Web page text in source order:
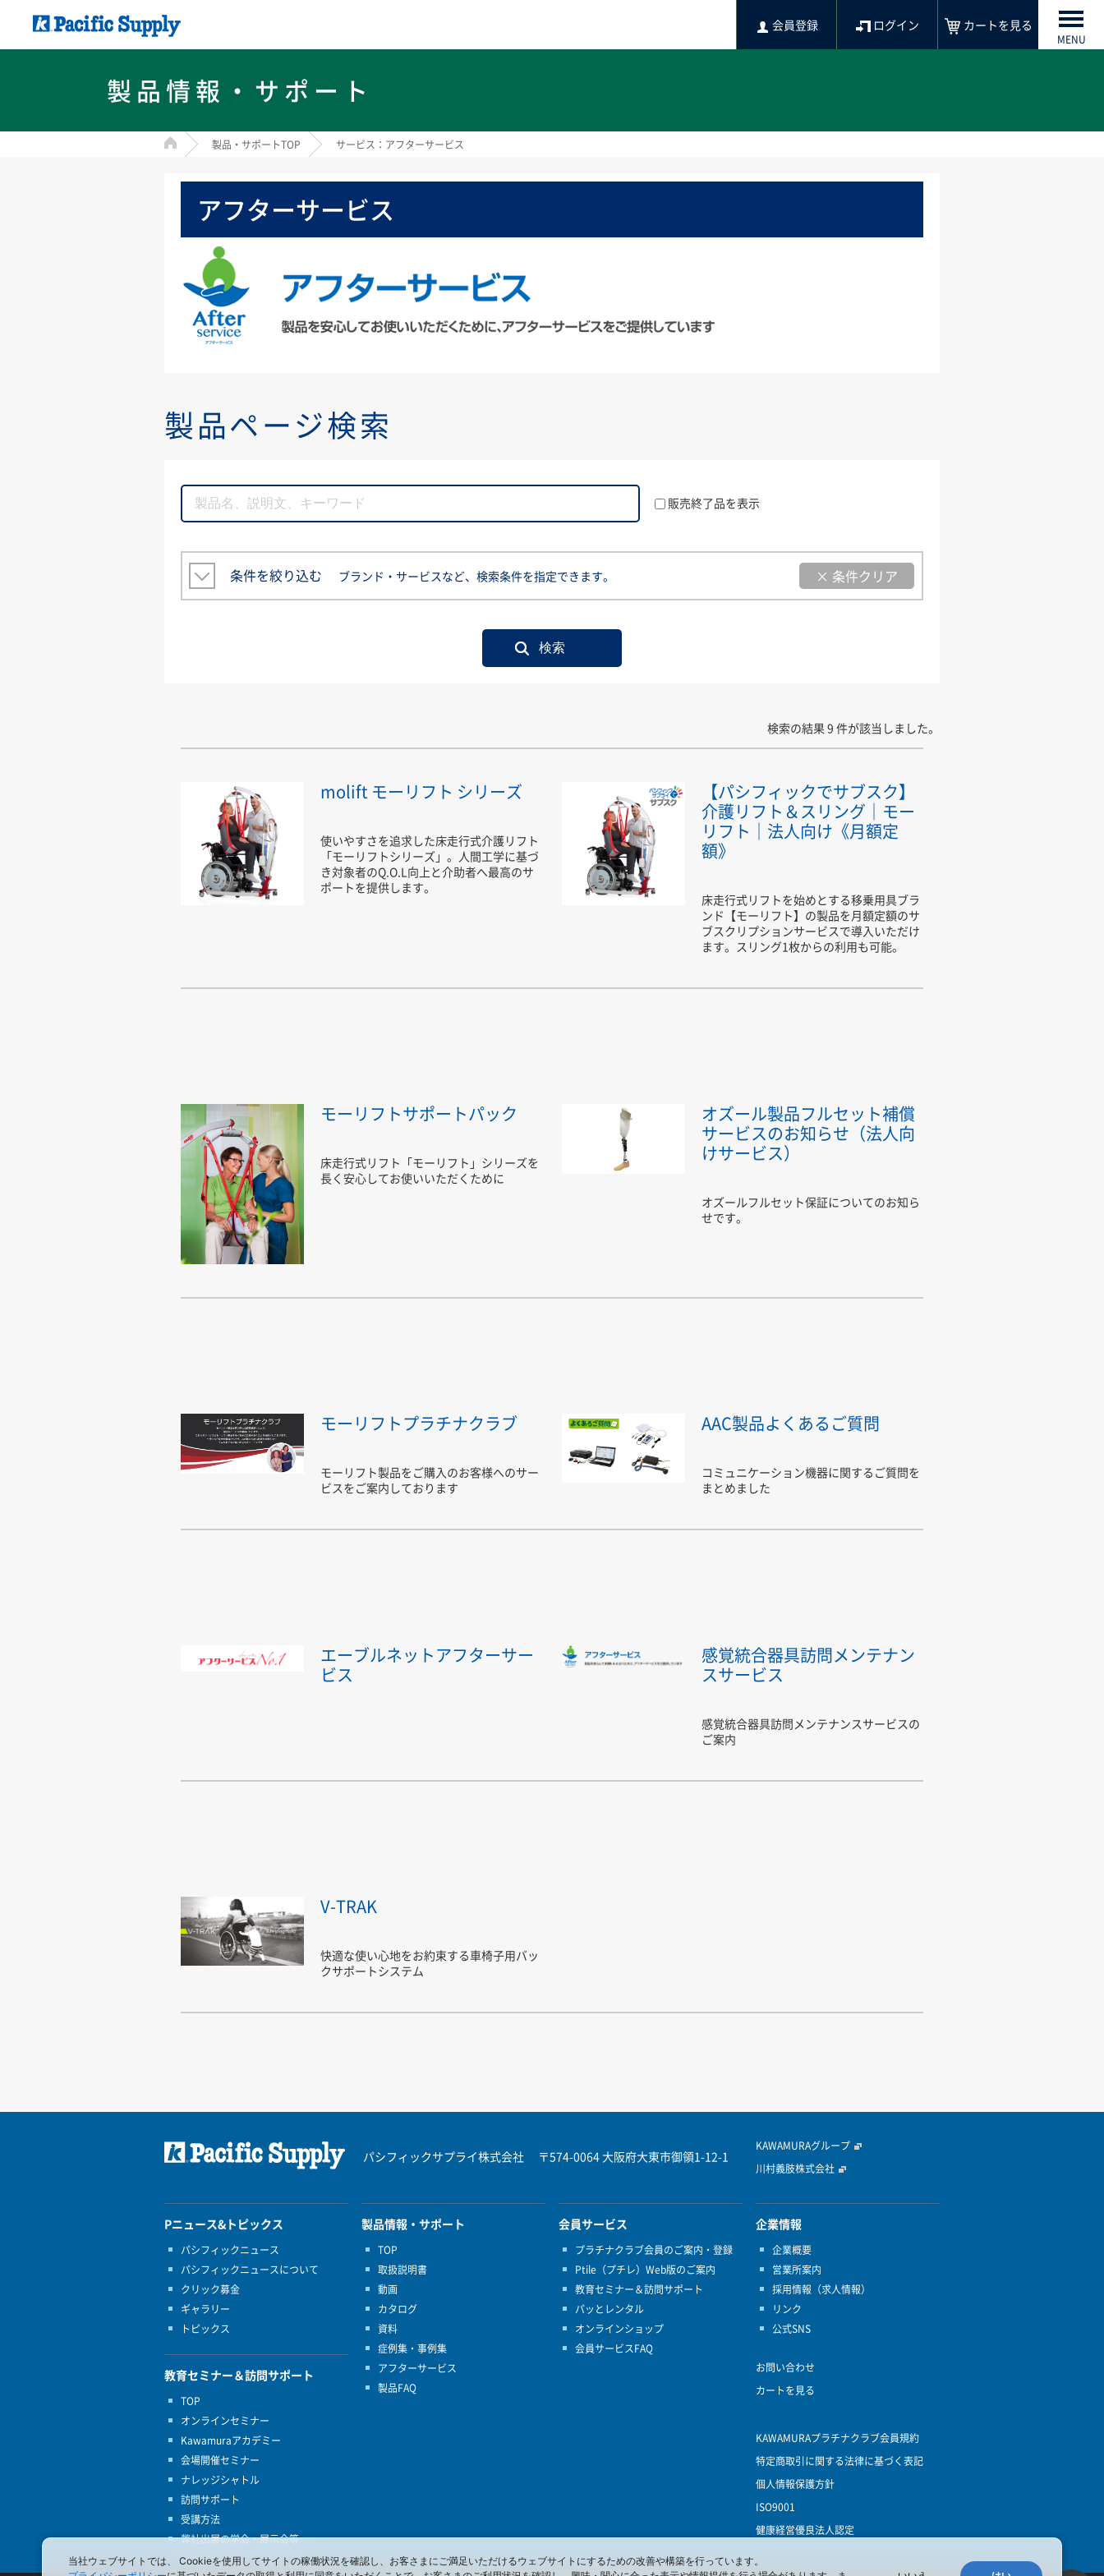
会員登録 ログイン カートを見る
MENU
製品情報・サポート
HOME 製品・サポートTOP サービス：アフターサービス
アフターサービス
製品ページ検索
販売終了品を表示
条件を絞り込む ブランド・サービスなど、検索条件を指定できます。 × 条件クリア
検索の結果 9 件が該当しました。
molift モーリフト シリーズ
使いやすさを追求した床走行式介護リフト
「モーリフトシリーズ」。人間工学に基づ
き対象者のQ.O.L向上と介助者へ最高のサ
ポートを提供します。
【パシフィックでサブスク】
介護リフト＆スリング｜モー
リフト｜法人向け《月額定
額》
床走行式リフトを始めとする移乗用具ブラ
ンド【モーリフト】の製品を月額定額のサ
ブスクリプションサービスで導入いただけ
ます。スリング1枚からの利用も可能。
モーリフトサポートパック
床走行式リフト「モーリフト」シリーズを
長く安心してお使いいただくために
オズール製品フルセット補償
サービスのお知らせ（法人向
けサービス）
オズールフルセット保証についてのお知ら
せです。
モーリフトプラチナクラブ
モーリフト製品をご購入のお客様へのサー
ビスをご案内しております
AAC製品よくあるご質問
コミュニケーション機器に関するご質問を
まとめました
エーブルネットアフターサー
ビス
感覚統合器具訪問メンテナン
スサービス
感覚統合器具訪問メンテナンスサービスの
ご案内
V-TRAK
快適な使い心地をお約束する車椅子用バッ
クサポートシステム
パシフィックサプライ株式会社 〒574-0064 大阪府大東市御領1-12-1
KAWAMURAグループ
川村義肢株式会社
Pニュース&トピックス
パシフィックニュース
パシフィックニュースについて
クリック募金
ギャラリー
トピックス
教育セミナー＆訪問サポート
TOP
オンラインセミナー
Kawamuraアカデミー
会場開催セミナー
ナレッジシャトル
訪問サポート
受講方法
弊社出展の学会・展示会等
製品情報・サポート
TOP
取扱説明書
動画
カタログ
資料
症例集・事例集
アフターサービス
製品FAQ
会員サービス
プラチナクラブ会員のご案内・登録
Ptile（プチレ）Web版のご案内
教育セミナー＆訪問サポート
パッとレンタル
オンラインショップ
会員サービスFAQ
企業情報
企業概要
営業所案内
採用情報（求人情報）
リンク
公式SNS
お問い合わせ
カートを見る
KAWAMURAプラチナクラブ会員規約
特定商取引に関する法律に基づく表記
個人情報保護方針
ISO9001
健康経営優良法人認定
当社ウェブサイトでは、 Cookieを使用してサイトの稼働状況を確認し、お客さまにご満足いただけるウェブサイトにするための改善や構築を行っています。